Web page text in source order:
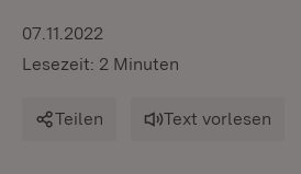
07.11.2022
Lesezeit: 2 Minuten
Teilen Text vorlesen